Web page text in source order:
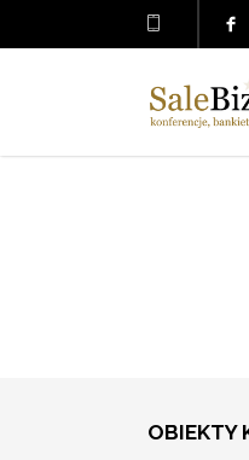
OBIEKTY